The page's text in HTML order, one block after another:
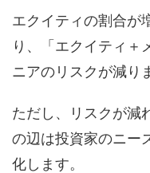
エクイティの割合が
り、「エクイティ＋
ニアのリスクが減り
ただし、リスクが減
の辺は投資家のニー
化します。